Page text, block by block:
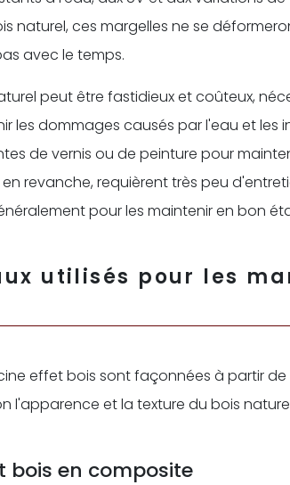
naturel, ces margelles ne se
avec le temps.
peut être fastidieux et coûteux,
les dommages causés par l'eau et les
de vernis ou de peinture pour
revanche, requièrent très peu
pour les maintenir en bon
utilisés pour les
effet bois sont façonnées à partir
l'apparence et la texture du bois
bois en composite